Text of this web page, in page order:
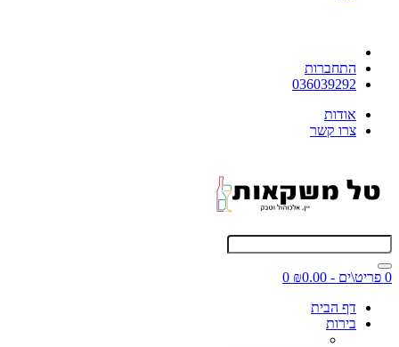
התחברות
036039292
אודות
צרו קשר
0 פריט\ים - ₪0.00
0
דף הבית
בירות